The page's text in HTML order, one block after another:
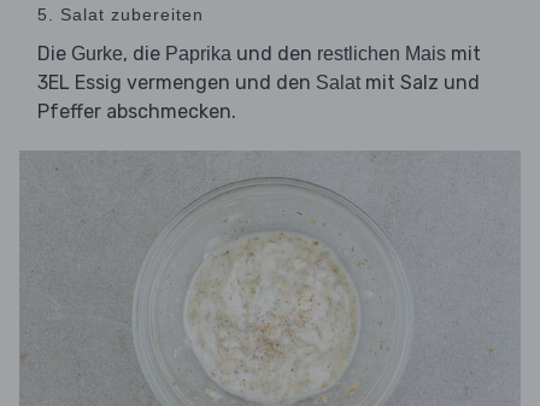
5. Salat zubereiten
Die Gurke, die Paprika und den restlichen Mais mit
3EL Essig vermengen und den Salatmit Salz und
Pfeffer abschmecken.